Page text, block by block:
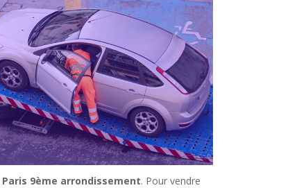
9ème arrondissement. Pour vendre